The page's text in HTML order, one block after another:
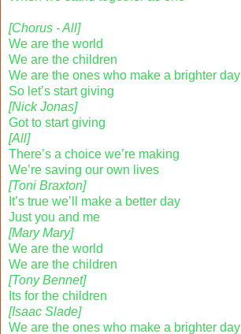
[Chorus - All]
We are the world
We are the children
We are the ones who make a brighter day
So let’s start giving
[Nick Jonas]
Got to start giving
[All]
There’s a choice we’re making
We’re saving our own lives
[Toni Braxton]
It’s true we’ll make a better day
Just you and me
[Mary Mary]
We are the world
We are the children
[Tony Bennet]
Its for the children
[Isaac Slade]
We are the ones who make a brighter day